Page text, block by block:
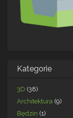
Kategorie
3D (38)
Architektura (9)
Będzin (1)